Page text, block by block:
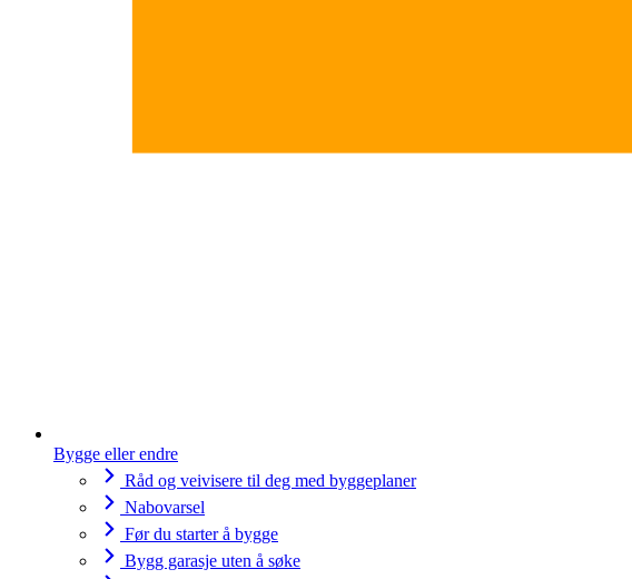
Bygge eller endre
Råd og veivisere til deg med byggeplaner
Nabovarsel
Før du starter å bygge
Bygg garasje uten å søke